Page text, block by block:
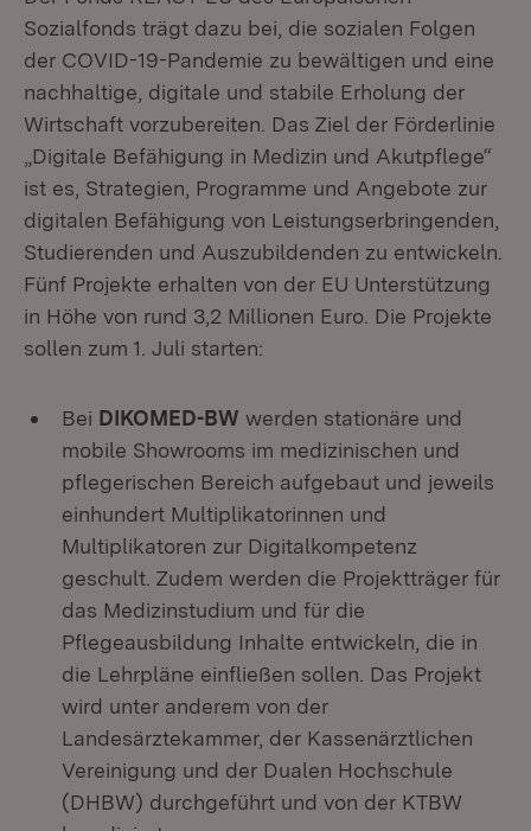
Sozialfonds trägt dazu bei, die sozialen Folgen
der COVID-19-Pandemie zu bewältigen und eine
nachhaltige, digitale und stabile Erholung der
Wirtschaft vorzubereiten. Das Ziel der Förderlinie
„Digitale Befähigung in Medizin und Akutpflege“
ist es, Strategien, Programme und Angebote zur
digitalen Befähigung von Leistungserbringenden,
Studierenden und Auszubildenden zu entwickeln.
Fünf Projekte erhalten von der EU Unterstützung
in Höhe von rund 3,2 Millionen Euro. Die Projekte
sollen zum 1. Juli starten:
Bei DIKOMED-BW werden stationäre und
mobile Showrooms im medizinischen und
pflegerischen Bereich aufgebaut und jeweils
einhundert Multiplikatorinnen und
Multiplikatoren zur Digitalkompetenz
geschult. Zudem werden die Projektträger für
das Medizinstudium und für die
Pflegeausbildung Inhalte entwickeln, die in
die Lehrpläne einfließen sollen. Das Projekt
wird unter anderem von der
Landesärztekammer, der Kassenärztlichen
Vereinigung und der Dualen Hochschule
(DHBW) durchgeführt und von der KTBW